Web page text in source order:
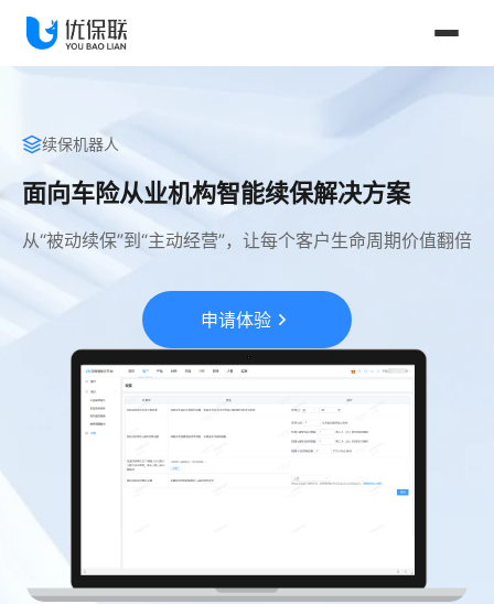
续保机器人
面向车险从业机构智能续保解决方案
从“被动续保”到“主动经营”，让每个客户生命周期价值翻倍
申请体验